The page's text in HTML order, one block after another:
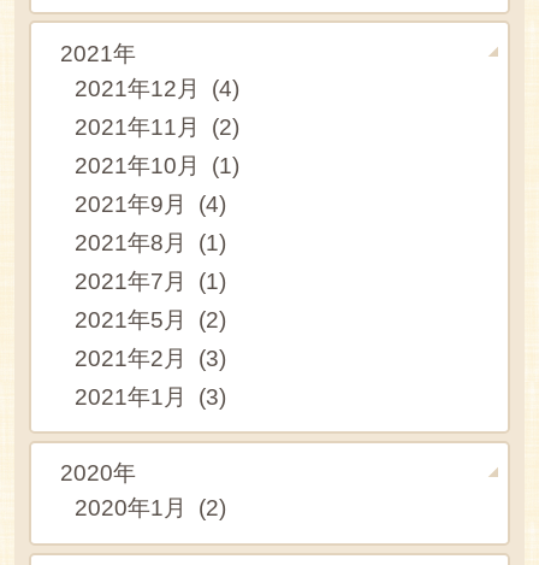
2021年
2021年12月 (4)
2021年11月 (2)
2021年10月 (1)
2021年9月 (4)
2021年8月 (1)
2021年7月 (1)
2021年5月 (2)
2021年2月 (3)
2021年1月 (3)
2020年
2020年1月 (2)